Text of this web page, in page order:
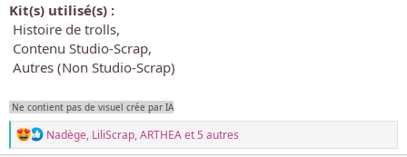
Kit(s) utilisé(s) :
Histoire de trolls
Contenu Studio-Scrap
Autres (Non Studio-Scrap)
Ne contient pas de visuel crée par IA
L
e
Nadège, LiliScrap,ARTHEAet 5 autres